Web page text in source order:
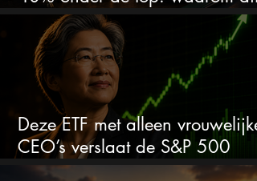
aandeel weer interessant wordt
Deze ETF met alleen vrouwelijke
CEO’s verslaat de S&P 500
keihard